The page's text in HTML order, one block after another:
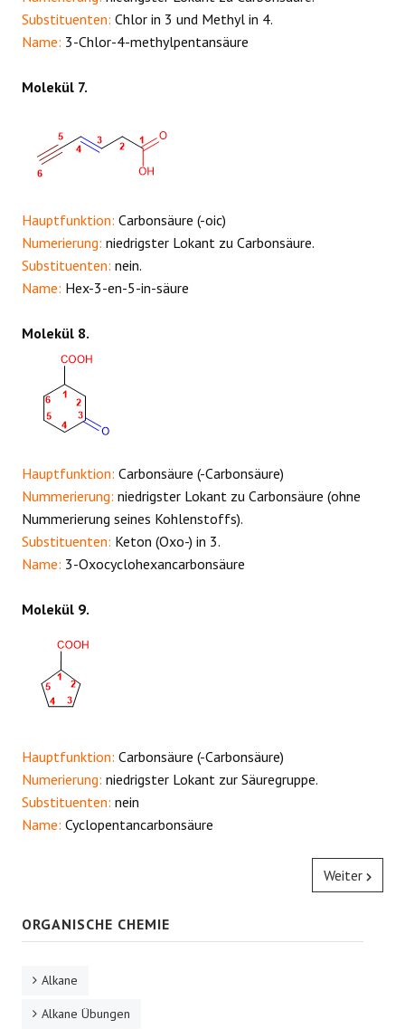
Substituenten: Chlor in 3 und Methyl in 4.
Name: 3-Chlor-4-methylpentansäure
Molekül 7.
Hauptfunktion: Carbonsäure (-oic)
Numerierung: niedrigster Lokant zu Carbonsäure.
Substituenten: nein.
Name: Hex-3-en-5-in-säure
Molekül 8.
Hauptfunktion: Carbonsäure (-Carbonsäure)
Nummerierung: niedrigster Lokant zu Carbonsäure (ohne
Nummerierung seines Kohlenstoffs).
Substituenten: Keton (Oxo-) in 3.
Name: 3-Oxocyclohexancarbonsäure
Molekül 9.
Hauptfunktion: Carbonsäure (-Carbonsäure)
Numerierung: niedrigster Lokant zur Säuregruppe.
Substituenten: nein
Name: Cyclopentancarbonsäure
Weiter
ORGANISCHE CHEMIE
Alkane
Alkane Übungen